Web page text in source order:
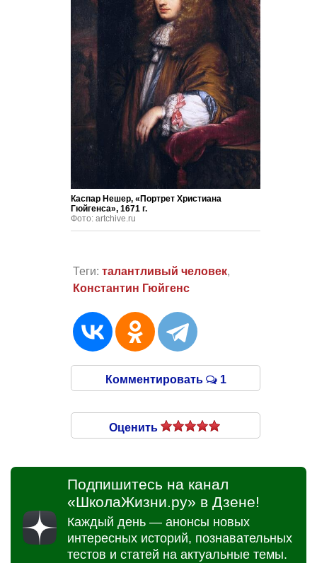
Каспар Нешер, «Портрет Христиана
Гюйгенса», 1671 г.
Фото: artchive.ru
Теги: талантливый человек,
Константин Гюйгенс
Комментировать 1
Оценить
Подпишитесь на канал
«ШколаЖизни.ру» в Дзене!
Каждый день — анонсы новых
интересных историй, познавательных
тестов и статей на актуальные темы.